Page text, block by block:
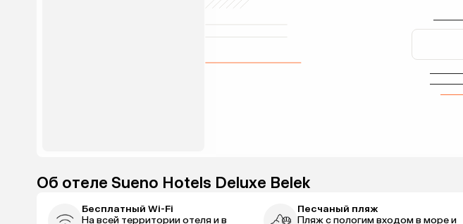
Об отеле Sueno Hotels Deluxe Belek
Бесплатный Wi-Fi
На всей территории отеля и в
Песчаный пляж
Пляж с пологим входом в море и